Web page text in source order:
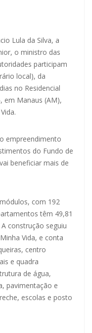
Lula da Silva, a
o ministro das
participam
local), da
no Residencial
em Manaus (AM),
empreendimento
do Fundo de
beneficiar mais de
com 192
têm 49,81
construção seguiu
Vida, e conta
centro
e quadra
de água,
pavimentação e
escolas e posto